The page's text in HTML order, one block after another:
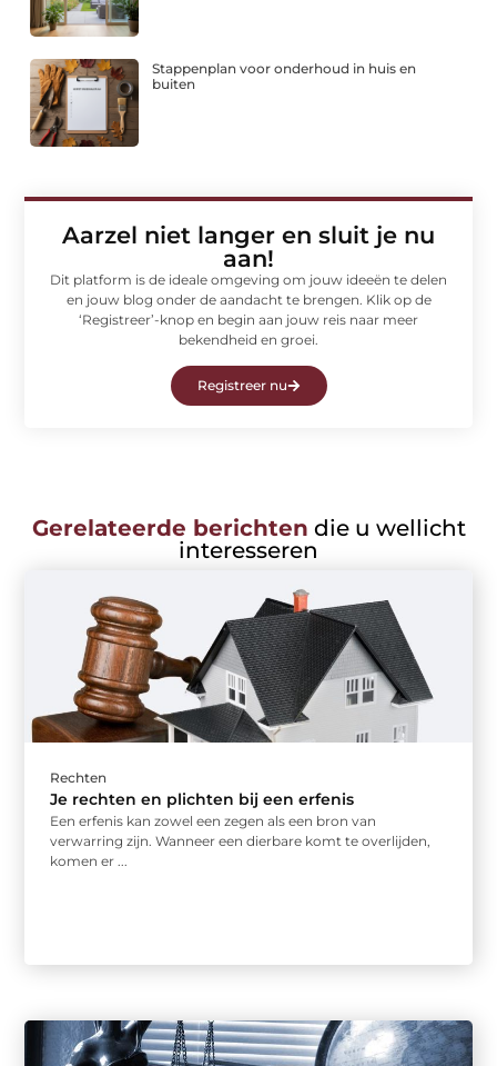
Stappenplan voor onderhoud in huis en
buiten
Aarzel niet langer en sluit je nu
aan!
Dit platform is de ideale omgeving om jouw ideeën te delen
en jouw blog onder de aandacht te brengen. Klik op de
‘Registreer’-knop en begin aan jouw reis naar meer
bekendheid en groei.
Registreer nu
Gerelateerde berichten die u wellicht
interesseren
Rechten
Je rechten en plichten bij een erfenis
Een erfenis kan zowel een zegen als een bron van
verwarring zijn. Wanneer een dierbare komt te overlijden,
komen er ...